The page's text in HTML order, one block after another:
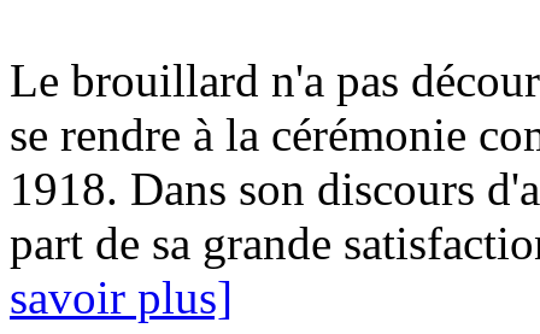
Le brouillard n'a pas
se rendre à la cérémonie
1918. Dans son discours
part de sa grande
savoir plus]